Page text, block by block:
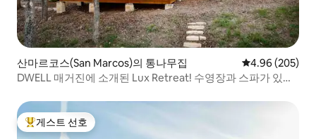
산마르코스(San Marcos)의 통나무집 평점 4.96점(5
4.96 (205)
DWELL 매거진에 소개된 Lux Retreat! 수영장과 스파가 있는
상위 게스트 선호
게스트 선호